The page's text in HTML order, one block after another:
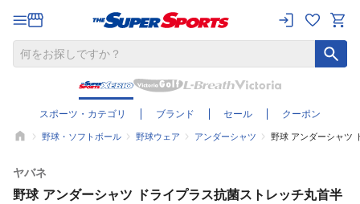
スポーツ・カテゴリ ブランド セール クーポン
野球・ソフトボール 野球ウェア アンダーシャツ 野球 アンダーシャツ
ヤバネ
野球 アンダーシャツ ドライプラス抗菌ストレッチ丸首半